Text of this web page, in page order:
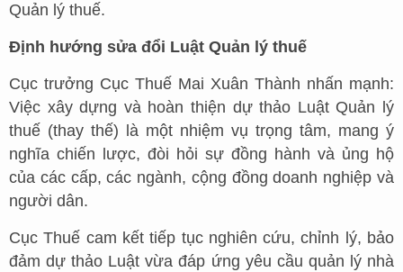
Quản lý thuế.
Định hướng sửa đổi Luật Quản lý thuế
Cục trưởng Cục Thuế Mai Xuân Thành nhấn mạnh:
Việc xây dựng và hoàn thiện dự thảo Luật Quản lý
thuế (thay thế) là một nhiệm vụ trọng tâm, mang ý
nghĩa chiến lược, đòi hỏi sự đồng hành và ủng hộ
của các cấp, các ngành, cộng đồng doanh nghiệp và
người dân.
Cục Thuế cam kết tiếp tục nghiên cứu, chỉnh lý, bảo
đảm dự thảo Luật vừa đáp ứng yêu cầu quản lý nhà